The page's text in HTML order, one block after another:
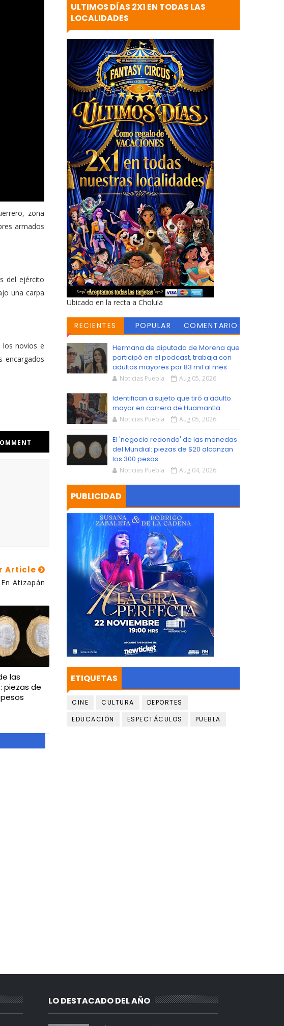
zona
armados
del ejército
una carpa
los novios e
encargados
Article
Atizapán
las
piezas de
ULTIMOS DÍAS 2X1 EN TODAS LAS
LOCALIDADES
Ubicado en la recta a Cholula
RECIENTES POPULAR
COMENTARIO
Hermana de diputada de Morena que
participó en el podcast, trabaja con
adultos mayores por 83 mil al mes
Noticias Puebla Aug 05, 2026
Identifican a sujeto que tiró a adulto
mayor en carrera de Huamantla
Noticias Puebla Aug 05, 2026
El 'negocio redondo' de las monedas
del Mundial: piezas de $20 alcanzan
los 300 pesos
Noticias Puebla Aug 04, 2026
PUBLICIDAD
ETIQUETAS
CINE CULTURA
DEPORTES
EDUCACIÓN
ESPECTÁCULOS PUEBLA
LO DESTACADO DEL AÑO